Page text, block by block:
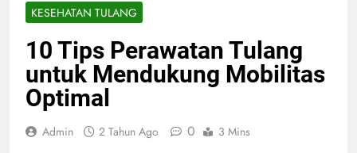
KESEHATAN TULANG
10 Tips Perawatan Tulang
untuk Mendukung Mobilitas
Optimal
Admin 2 Tahun Ago 0 3 Mins